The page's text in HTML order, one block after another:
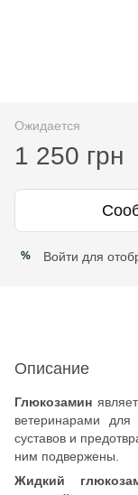
Ожидается
1 250 грн
% Войти для
Описание
Глюкозамин
ветеринарами
суставов и
ним подвержены.
Жидкий